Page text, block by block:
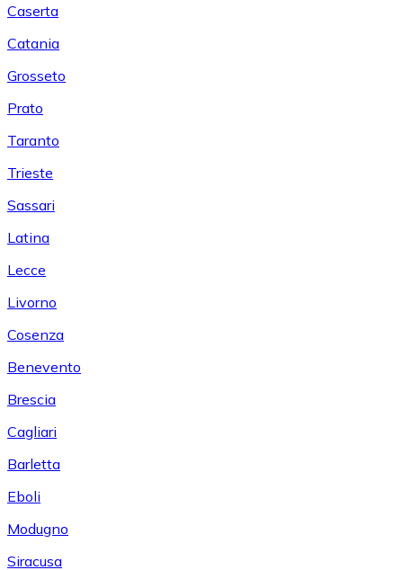
Caserta
Catania
Grosseto
Prato
Taranto
Trieste
Sassari
Latina
Lecce
Livorno
Cosenza
Benevento
Brescia
Cagliari
Barletta
Eboli
Modugno
Siracusa